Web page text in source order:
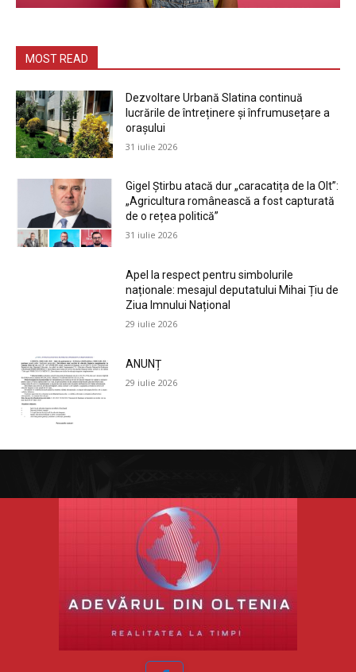
MOST READ
Dezvoltare Urbană Slatina continuă
lucrările de întreținere și înfrumusețare a
orașului
31 iulie 2026
Gigel Știrbu atacă dur „caracatița de la Olt”:
„Agricultura românească a fost capturată
de o rețea politică”
31 iulie 2026
Apel la respect pentru simbolurile
naționale: mesajul deputatului Mihai Țiu de
Ziua Imnului Național
29 iulie 2026
ANUNȚ
29 iulie 2026